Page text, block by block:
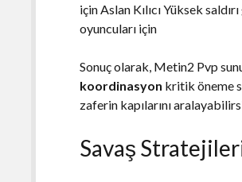
için Aslan Kılıcı Yüksek
oyuncuları için
Sonuç olarak, Metin2 Pvp
koordinasyon kritik öneme
zaferin kapılarını
Savaş